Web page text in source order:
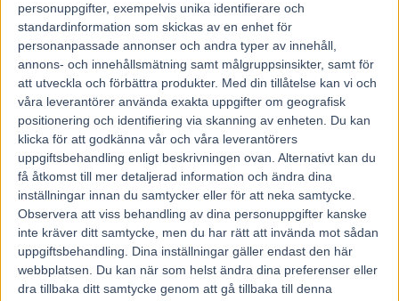
personuppgifter, exempelvis unika identifierare och
standardinformation som skickas av en enhet för
personanpassade annonser och andra typer av innehåll,
annons- och innehållsmätning samt målgruppsinsikter, samt för
att utveckla och förbättra produkter. Med din tillåtelse kan vi och
våra leverantörer använda exakta uppgifter om geografisk
positionering och identifiering via skanning av enheten. Du kan
klicka för att godkänna vår och våra leverantörers
uppgiftsbehandling enligt beskrivningen ovan. Alternativt kan du
få åtkomst till mer detaljerad information och ändra dina
inställningar innan du samtycker eller för att neka samtycke.
Observera att viss behandling av dina personuppgifter kanske
inte kräver ditt samtycke, men du har rätt att invända mot sådan
uppgiftsbehandling. Dina inställningar gäller endast den här
webbplatsen. Du kan när som helst ändra dina preferenser eller
dra tillbaka ditt samtycke genom att gå tillbaka till denna
på?
– Det är klart man hade önskat ett framspår med tanke på
att han ändå är ganska startsnabb, men vi får ta det
härifrån, Magnus får lösa det och går det bra tror jag nog
hästen är med dem igen. Sedan tycker jag nog han går lika
bra bakifrån, till exempel när Magnus körde första gången i
höstas, då var de i tredjespår sista 1200 meterna och gick
ändå ifrån till slut. Så hästen har visat att han går från alla
lägen.
Det ska vara bra chans till sjätte raka?
– Alltså, det är tufft motstånd naturligtvis, men jag tycker
hästen är bra och med lite flyt på vägen så tror jag inte han
är sämre än någon annan.